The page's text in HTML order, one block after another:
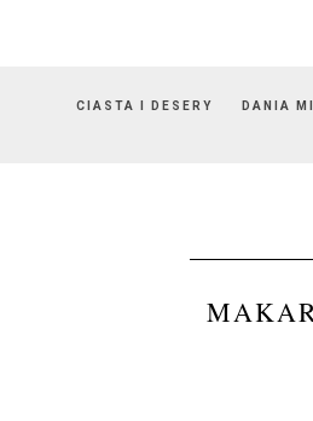
CIASTA I DESERY DANIA